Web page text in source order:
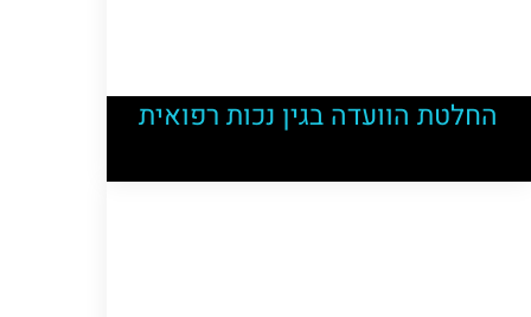
החלטת הוועדה בגין נכות רפואית